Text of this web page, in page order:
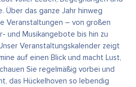
Über das ganze Jahr hinweg
Veranstaltungen – von großen
und Musikangebote bis hin zu
Veranstaltungskalender zeigt
auf einen Blick und macht Lust,
Sie regelmäßig vorbei und
das Hückelhoven so lebendig